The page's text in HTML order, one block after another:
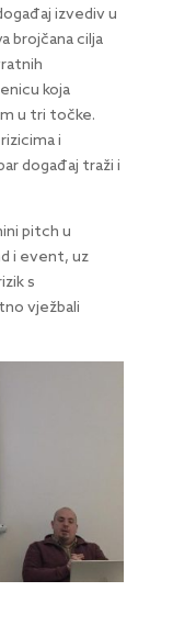
izvediv u
brojčana cilja
koja
u tri točke.
i
događaj traži i
pitch u
i event, uz
s
vježbali